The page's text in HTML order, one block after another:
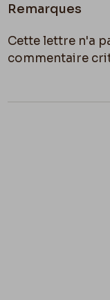
Remarques
Cette lettre n'a
commentaire